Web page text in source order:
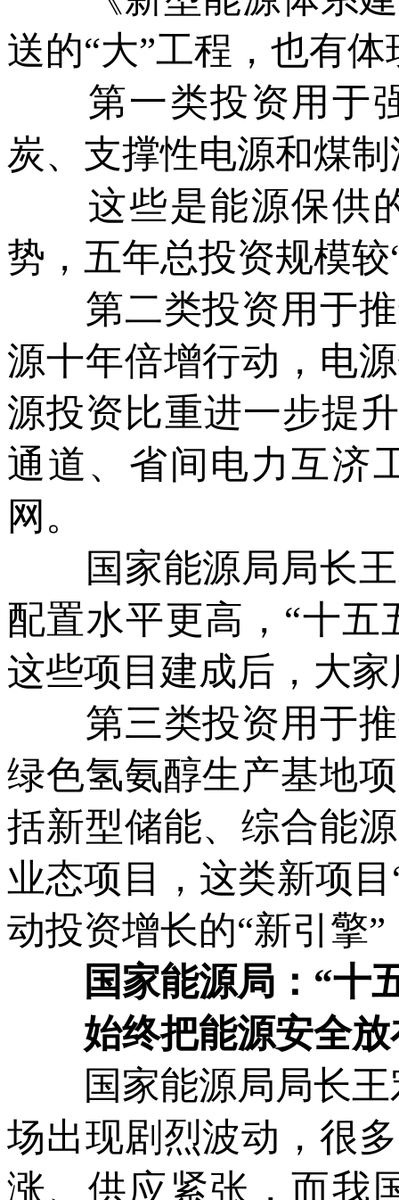
送的“大”工程，也有
第一类投资用于强
炭、支撑性电源和煤
这些是能源保供的
势，五年总投资规模
第二类投资用于推
源十年倍增行动，电
源投资比重进一步提
通道、省间电力互济
网。
国家能源局局长王
配置水平更高，“十五
这些项目建成后，大
第三类投资用于推
绿色氢氨醇生产基地
括新型储能、综合能
业态项目，这类新项
动投资增长的“新引擎
国家能源局：“十
始终把能源安全放
国家能源局局长王
场出现剧烈波动，很
涨、供应紧张，而我